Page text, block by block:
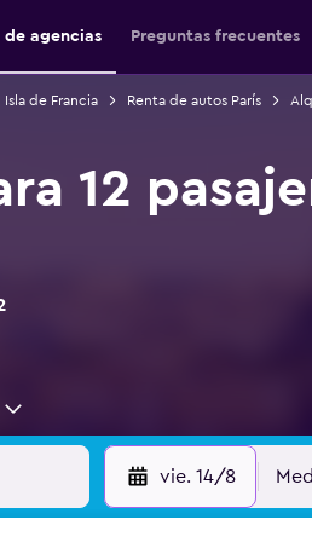
agencias Preguntas frecuentes
de Francia Renta de autos París
12
vie. 14/8